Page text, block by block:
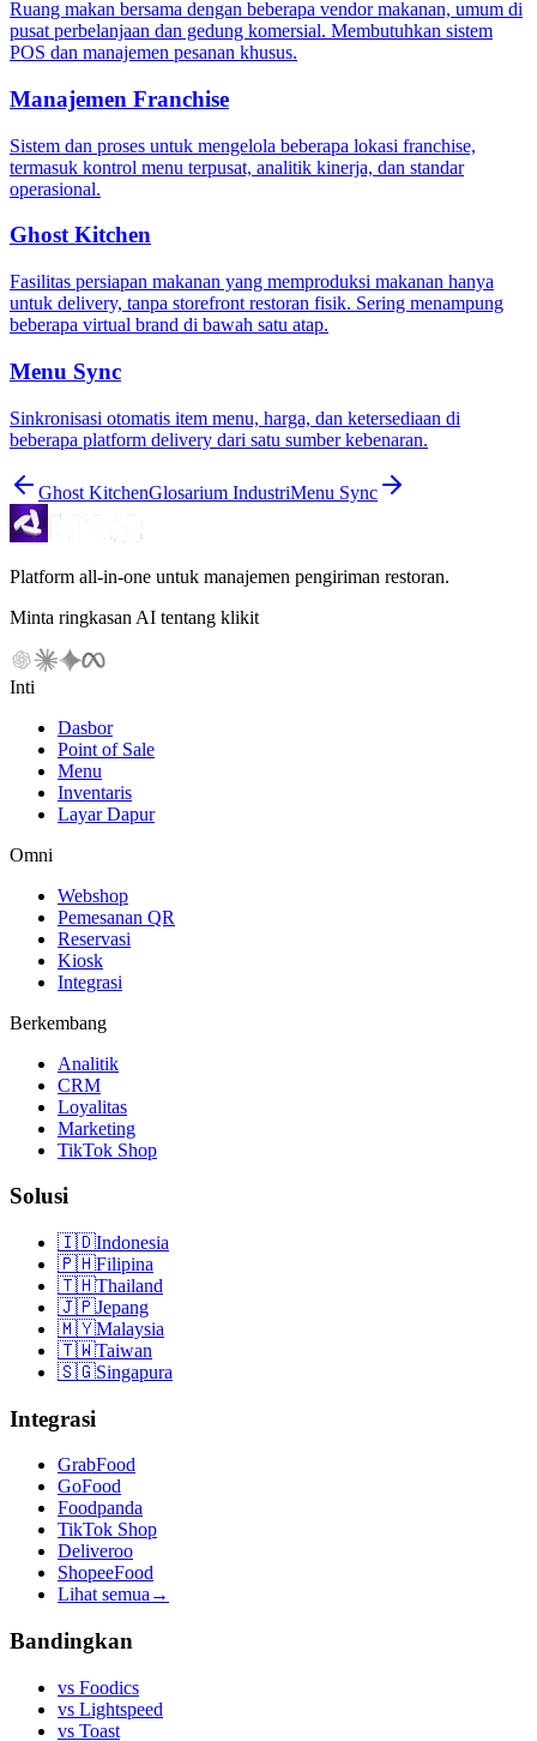
Ruang makan bersama dengan beberapa vendor makanan, umum di
pusat perbelanjaan dan gedung komersial. Membutuhkan sistem
POS dan manajemen pesanan khusus.
Manajemen Franchise
Sistem dan proses untuk mengelola beberapa lokasi franchise,
termasuk kontrol menu terpusat, analitik kinerja, dan standar
operasional.
Ghost Kitchen
Fasilitas persiapan makanan yang memproduksi makanan hanya
untuk delivery, tanpa storefront restoran fisik. Sering menampung
beberapa virtual brand di bawah satu atap.
Menu Sync
Sinkronisasi otomatis item menu, harga, dan ketersediaan di
beberapa platform delivery dari satu sumber kebenaran.
Ghost KitchenGlosarium IndustriMenu Sync
Platform all-in-one untuk manajemen pengiriman restoran.
Minta ringkasan AI tentang klikit
Inti
Dasbor
Point of Sale
Menu
Inventaris
Layar Dapur
Omni
Webshop
Pemesanan QR
Reservasi
Kiosk
Integrasi
Berkembang
Analitik
CRM
Loyalitas
Marketing
TikTok Shop
Solusi
🇮🇩Indonesia
🇵🇭Filipina
🇹🇭Thailand
🇯🇵Jepang
🇲🇾Malaysia
🇹🇼Taiwan
🇸🇬Singapura
Integrasi
GrabFood
GoFood
Foodpanda
TikTok Shop
Deliveroo
ShopeeFood
Lihat semua→
Bandingkan
vs Foodics
vs Lightspeed
vs Toast